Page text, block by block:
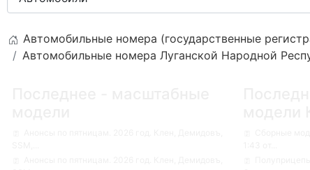
Автомобильные номера (государственные
Автомобильные номера Луганской Народной